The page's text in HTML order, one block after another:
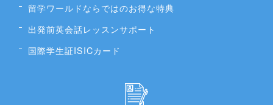
留学ワールドならではのお得な特典
出発前英会話レッスンサポート
国際学生証ISICカード